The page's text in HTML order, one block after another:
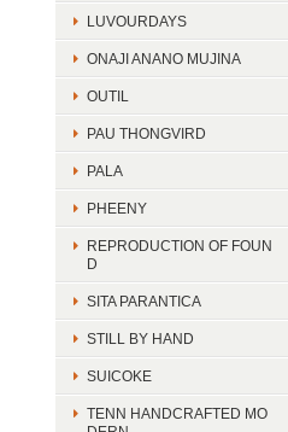
LUVOURDAYS
ONAJI ANANO MUJINA
OUTIL
PAU THONGVIRD
PALA
PHEENY
REPRODUCTION OF FOUN
D
SITA PARANTICA
STILL BY HAND
SUICOKE
TENN HANDCRAFTED MO